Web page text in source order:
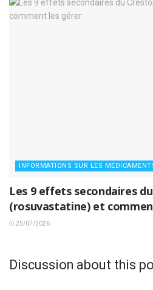
INFORMATIONS SUR LES
Les 9 effets secondaires
(rosuvastatine) et
25/07/2026
Discussion about this